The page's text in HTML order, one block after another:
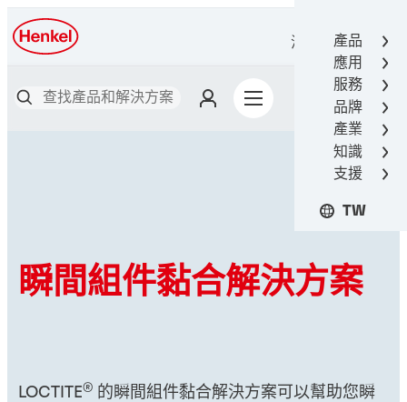
產品
應用
服務
品牌
產業
知識
支援
TW
漢高接著技術
瞬間組件黏合解決方案
LOCTITE® 的瞬間組件黏合解決方案可以幫助您瞬